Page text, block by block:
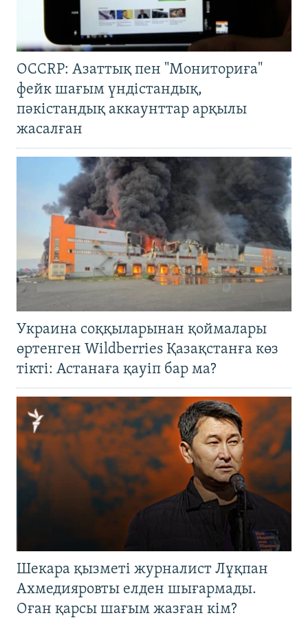
OCCRP: Азаттық пен "Мониториға"
фейк шағым үндістандық,
пәкістандық аккаунттар арқылы
жасалған
Украина соққыларынан қоймалары
өртенген Wildberries Қазақстанға көз
тікті: Астанаға қауіп бар ма?
Шекара қызметі журналист Лұқпан
Ахмедияровты елден шығармады.
Оған қарсы шағым жазған кім?